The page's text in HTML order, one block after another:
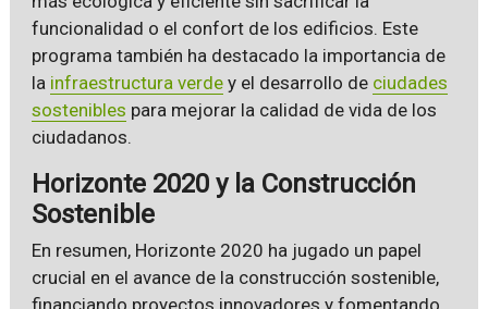
funcionalidad o el confort de los edificios. Este
programa también ha destacado la importancia de
la infraestructura verdey el desarrollo de ciudades
sostenibles para mejorar la calidad de vida de los
ciudadanos.
Horizonte 2020 y la Construcción
Sostenible
En resumen, Horizonte 2020 ha jugado un papel
crucial en el avance de la construcción sostenible,
financiando proyectos innovadores y fomentando